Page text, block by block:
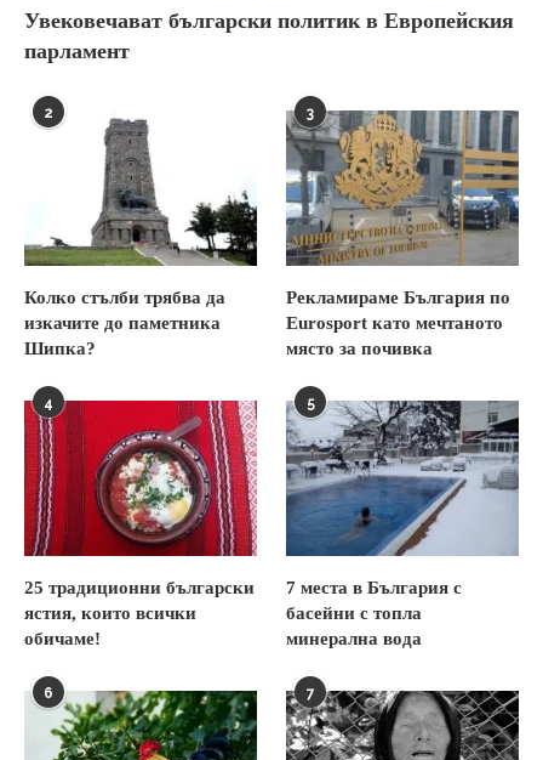
Увековечават български политик в Европейския
парламент
2
Колко стълби трябва да
изкачите до паметника
Шипка?
3
Рекламираме България по
Eurosport като мечтаното
място за почивка
4
25 традиционни български
ястия, които всички
обичаме!
5
7 места в България с
басейни с топла
минерална вода
6 7